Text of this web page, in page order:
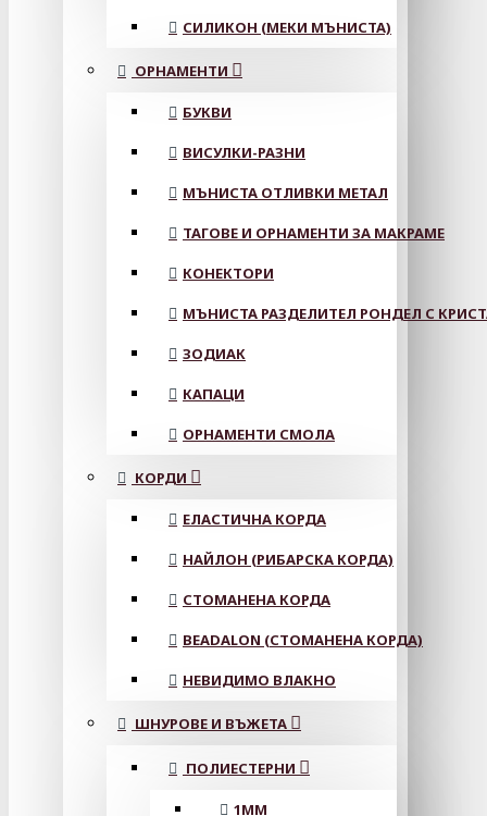
СИЛИКОН (МЕКИ МЪНИСТА)
ОРНАМЕНТИ
БУКВИ
ВИСУЛКИ-РАЗНИ
МЪНИСТА ОТЛИВКИ МЕТАЛ
ТАГОВЕ И ОРНАМЕНТИ ЗА МАКРАМЕ
КОНЕКТОРИ
МЪНИСТА РАЗДЕЛИТЕЛ РОНДЕЛ С
ЗОДИАК
КАПАЦИ
ОРНАМЕНТИ СМОЛА
КОРДИ
ЕЛАСТИЧНА КОРДА
НАЙЛОН (РИБАРСКА КОРДА)
СТОМАНЕНА КОРДА
BEADALON (СТОМАНЕНА КОРДА)
НЕВИДИМО ВЛАКНО
ШНУРОВЕ И ВЪЖЕТА
ПОЛИЕСТЕРНИ
1ММ